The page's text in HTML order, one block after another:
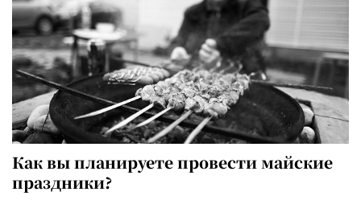
Как вы планируете провести майские
праздники?